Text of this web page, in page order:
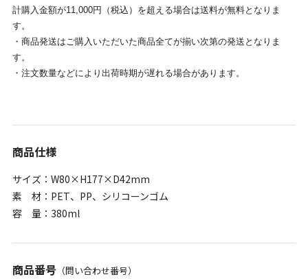
計購入金額が11,000円（税込）を超える場合は送料が無料となりま
す。
・商品発送はご購入いただいた商品全てが揃い次第の発送となりま
す。
・注文数量などにより出荷時期が遅れる場合があります。
商品仕様
サイズ：W80×H177×D42mm
素 材：PET、PP、シリコーンゴム
容 量：380ml
商品番号（問い合わせ番号）